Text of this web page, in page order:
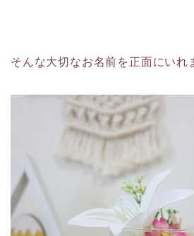
そんな大切なお名前を正面にいれ